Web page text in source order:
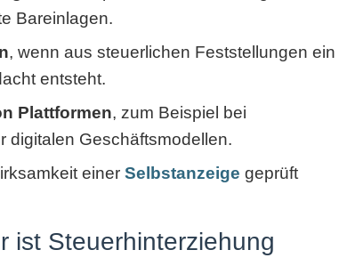
Bareinlagen.
, wenn aus steuerlichen Feststellungen ein
entsteht.
Plattformen, zum Beispiel bei
digitalen Geschäftsmodellen.
einer Selbstanzeige geprüft
ist Steuerhinterziehung